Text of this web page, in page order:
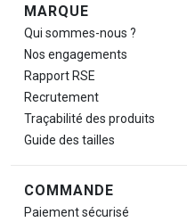
Navigation de pied de page
MARQUE
Qui sommes-nous ?
Nos engagements
Rapport RSE
Recrutement
Traçabilité des produits
Guide des tailles
COMMANDE
Paiement sécurisé